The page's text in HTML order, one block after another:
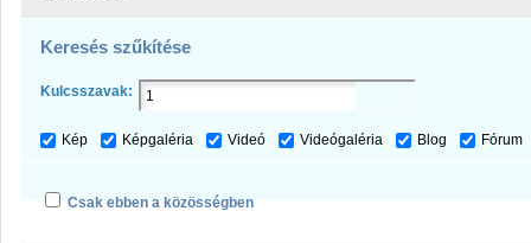
Keresés szűkítése
Kulcsszavak:
Kép Képgaléria Videó Videógaléria Blog Fórum
Csak ebben a közösségben